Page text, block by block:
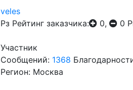
veles
Рз Рейтинг заказчика: 0, 0
Участник
Сообщений: 1368
Регион: Москва